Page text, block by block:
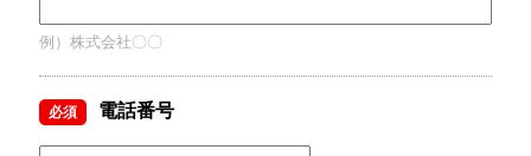
例）株式会社〇〇
必須 電話番号